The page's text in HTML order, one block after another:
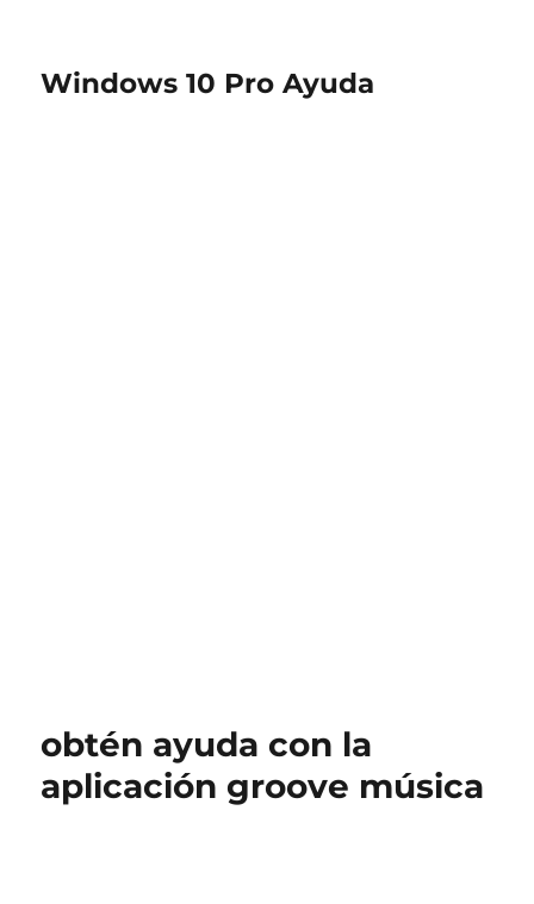
Windows 10 Pro Ayuda
obtén ayuda con la
aplicación groove música